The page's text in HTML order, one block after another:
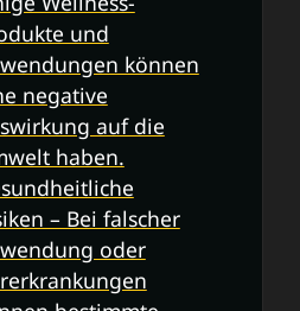
und
können
negative
auf die
haben.
– Bei falscher
oder